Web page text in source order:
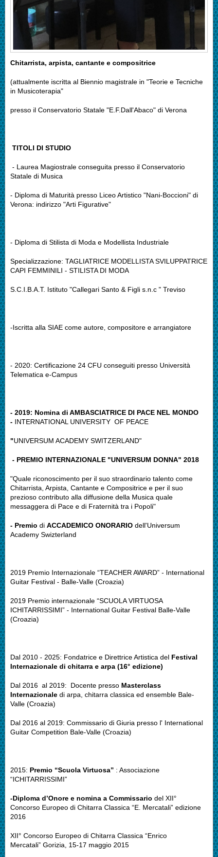
Chitarrista, arpista, cantante e compositrice
(attualmente iscritta al Biennio magistrale in "Teorie e Tecniche
in Musicoterapia"
presso il Conservatorio Statale "E.F.Dall'Abaco" di Verona
TITOLI DI STUDIO
- Laurea Magiostrale conseguita presso il Conservatorio
Statale di Musica
- Diploma di Maturità presso Liceo Artistico "Nani-Boccioni" di
Verona: indirizzo "Arti Figurative"
- Diploma di Stilista di Moda e Modellista Industriale
Specializzazione: TAGLIATRICE MODELLISTA SVILUPPATRICE
CAPI FEMMINILI - STILISTA DI MODA
S.C.I.B.A.T. Istituto "Callegari Santo & Figli s.n.c " Treviso
-Iscritta alla SIAE come autore, compositore e arrangiatore
- 2020: Certificazione 24 CFU conseguiti presso Università
Telematica e-Campus
- 2019: Nomina di AMBASCIATRICE DI PACE NEL MONDO
- INTERNATIONAL UNIVERSITY OF PEACE
"UNIVERSUM ACADEMY SWITZERLAND"
- PREMIO INTERNAZIONALE "UNIVERSUM DONNA" 2018
"Quale riconoscimento per il suo straordinario talento come
Chitarrista, Arpista, Cantante e Compositrice e per il suo
prezioso contributo alla diffusione della Musica quale
messaggera di Pace e di Fraternità tra i Popoli"
- Premio di ACCADEMICO ONORARIO dell'Universum
Academy Swizterland
2019 Premio Internazionale “TEACHER AWARD” - International
Guitar Festival - Balle-Valle (Croazia)
2019 Premio internazionale “SCUOLA VIRTUOSA
ICHITARRISSIMI” - International Guitar Festival Balle-Valle
(Croazia)
Dal 2010 - 2025: Fondatrice e Direttrice Artistica del Festival
Internazionale di chitarra e arpa (16° edizione)
Dal 2016 al 2019: Docente presso Masterclass
Internazionale di arpa, chitarra classica ed ensemble Bale-
Valle (Croazia)
Dal 2016 al 2019: Commissario di Giuria presso l' International
Guitar Competition Bale-Valle (Croazia)
2015: Premio “Scuola Virtuosa” : Associazione
“ICHITARRISSIMI”
-Diploma d’Onore e nomina a Commissario del XII°
Concorso Europeo di Chitarra Classica “E. Mercatali” edizione
2016
XII° Concorso Europeo di Chitarra Classica “Enrico
Mercatali” Gorizia, 15-17 maggio 2015